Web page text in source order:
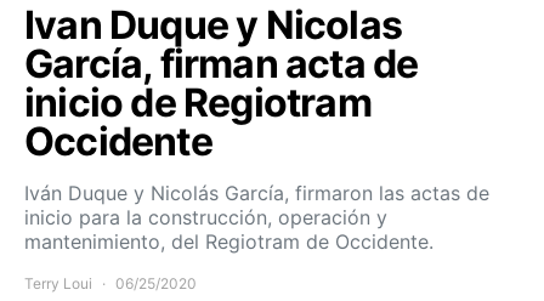
Ivan Duque y Nicolas
García, firman acta de
inicio de Regiotram
Occidente
Iván Duque y Nicolás García, firmaron las actas de
inicio para la construcción, operación y
mantenimiento, del Regiotram de Occidente.
Terry Loui 06/25/2020